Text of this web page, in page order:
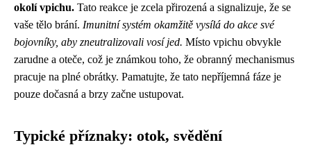
okolí vpichu. Tato reakce je zcela přirozená a signalizuje, že se
vaše tělo brání. Imunitní systém okamžitě vysílá do akce své
bojovníky, aby zneutralizovali vosí jed. Místo vpichu obvykle
zarudne a oteče, což je známkou toho, že obranný mechanismus
pracuje na plné obrátky. Pamatujte, že tato nepříjemná fáze je
pouze dočasná a brzy začne ustupovat.
Typické příznaky: otok, svědění